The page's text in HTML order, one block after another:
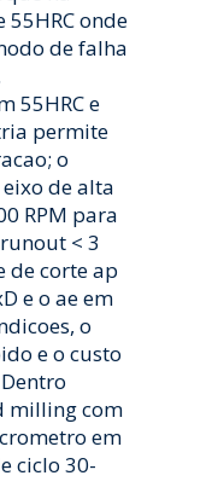
onde
de falha
55HRC e
permite
o
de alta
RPM para
< 3
de corte ap
e o ae em
o
e o custo
milling com
em
ciclo 30-